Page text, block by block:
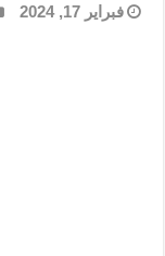
فبراير 17, 2024